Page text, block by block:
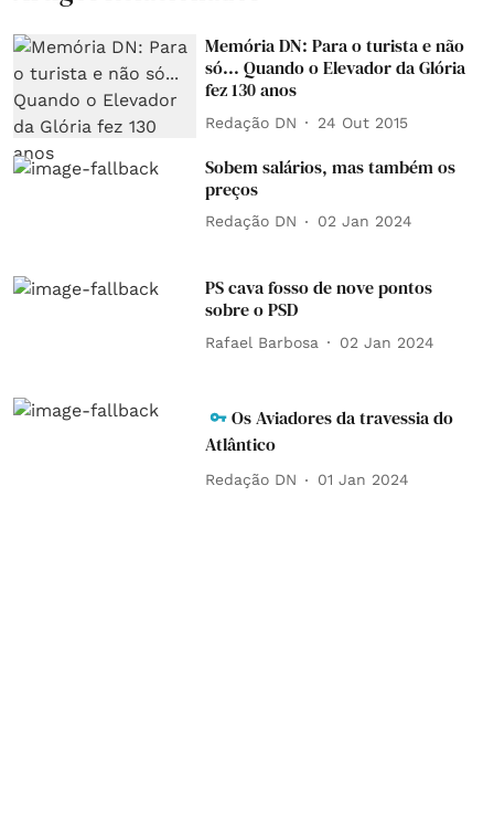
Memória DN: Para o turista e não
só... Quando o Elevador da Glória
fez 130 anos
Redação DN 24 Out 2015
Sobem salários, mas também os
preços
Redação DN 02 Jan 2024
PS cava fosso de nove pontos
sobre o PSD
Rafael Barbosa 02 Jan 2024
Os Aviadores da travessia do
Atlântico
Redação DN 01 Jan 2024